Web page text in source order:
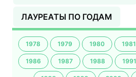
ЛАУРЕАТЫ ПО ГОДАМ
1978 1979 1980 1981
1986 1987 1988 1991